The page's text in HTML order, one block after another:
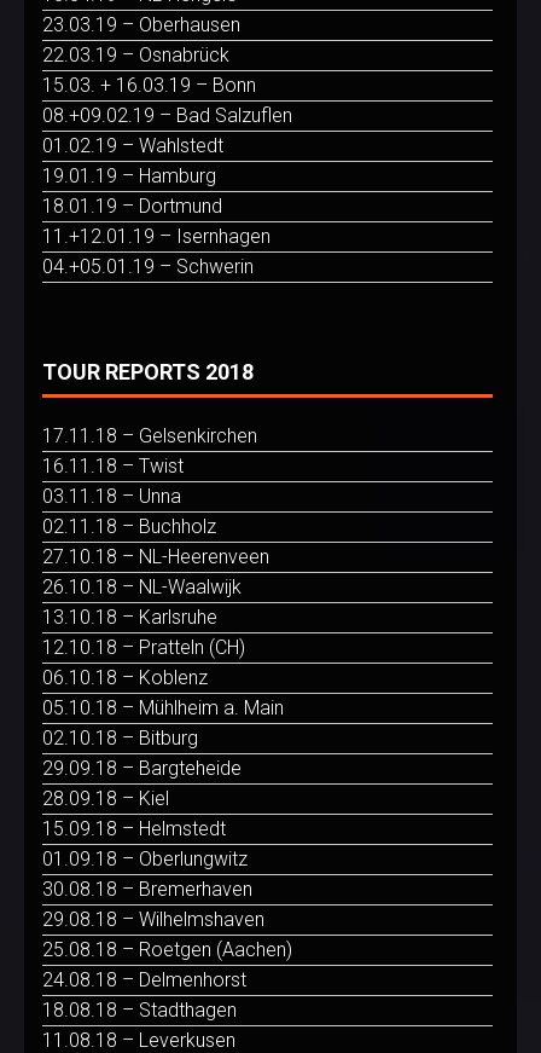
23.03.19 – Oberhausen
22.03.19 – Osnabrück
15.03. + 16.03.19 – Bonn
08.+09.02.19 – Bad Salzuflen
01.02.19 – Wahlstedt
19.01.19 – Hamburg
18.01.19 – Dortmund
11.+12.01.19 – Isernhagen
04.+05.01.19 – Schwerin
TOUR REPORTS 2018
17.11.18 – Gelsenkirchen
16.11.18 – Twist
03.11.18 – Unna
02.11.18 – Buchholz
27.10.18 – NL-Heerenveen
26.10.18 – NL-Waalwijk
13.10.18 – Karlsruhe
12.10.18 – Pratteln (CH)
06.10.18 – Koblenz
05.10.18 – Mühlheim a. Main
02.10.18 – Bitburg
29.09.18 – Bargteheide
28.09.18 – Kiel
15.09.18 – Helmstedt
01.09.18 – Oberlungwitz
30.08.18 – Bremerhaven
29.08.18 – Wilhelmshaven
25.08.18 – Roetgen (Aachen)
24.08.18 – Delmenhorst
18.08.18 – Stadthagen
11.08.18 – Leverkusen